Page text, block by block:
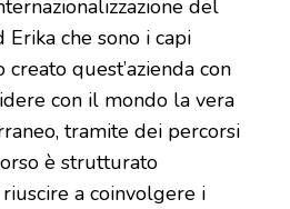
del
che sono i capi
quest’azienda con
con il mondo la vera
tramite dei percorsi
è strutturato
a coinvolgere i